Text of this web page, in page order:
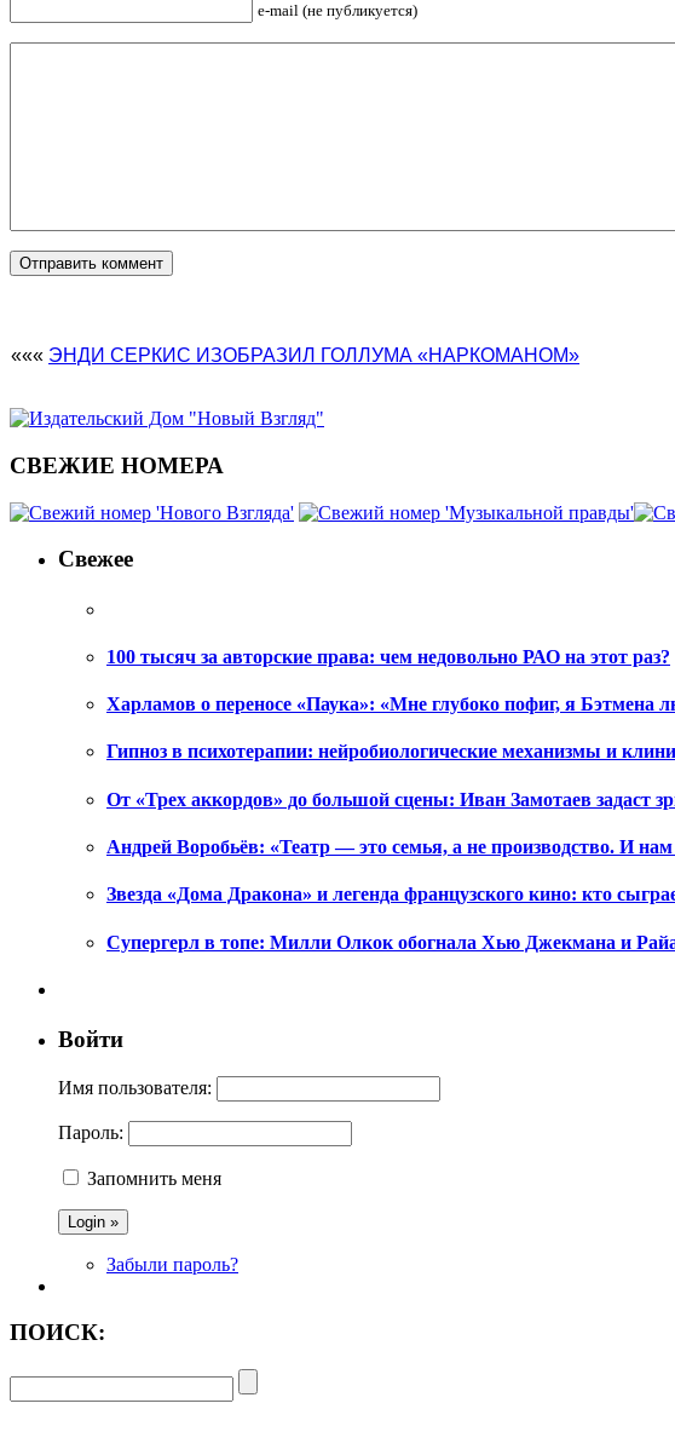
e-mail (не публикуется)
««« ЭНДИ СЕРКИС ИЗОБРАЗИЛ ГОЛЛУМА «НАРКОМАНОМ»
СВЕЖИЕ НОМЕРА
Свежее
100 тысяч за авторские права: чем недовольно РАО на этот раз?
Харламов о переносе «Паука»: «Мне глубоко пофиг, я Бэтмена
Гипноз в психотерапии: нейробиологические механизмы и
От «Трех аккордов» до большой сцены: Иван Замотаев задаст
Андрей Воробьёв: «Театр — это семья, а не производство. И нам
Звезда «Дома Дракона» и легенда французского кино: кто
Супергерл в топе: Милли Олкок обогнала Хью Джекмана и
Войти
Имя пользователя:
Пароль:
Запомнить меня
Забыли пароль?
ПОИСК: